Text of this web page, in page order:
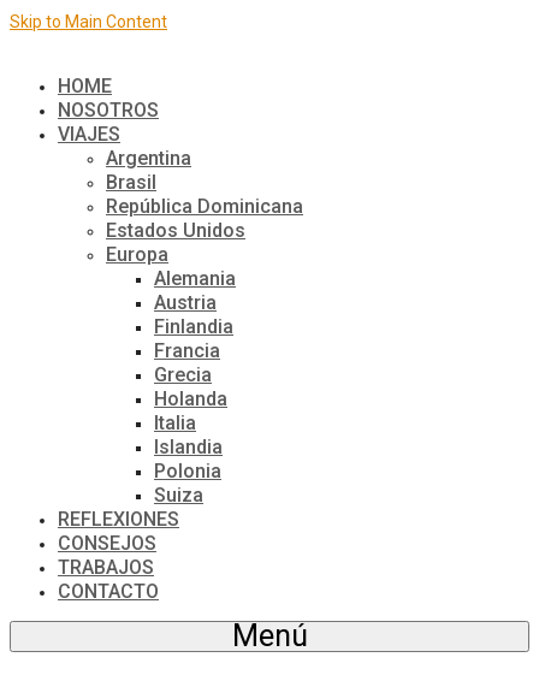
Skip to Main Content
HOME
NOSOTROS
VIAJES
Argentina
Brasil
República Dominicana
Estados Unidos
Europa
Alemania
Austria
Finlandia
Francia
Grecia
Holanda
Italia
Islandia
Polonia
Suiza
REFLEXIONES
CONSEJOS
TRABAJOS
CONTACTO
Menú